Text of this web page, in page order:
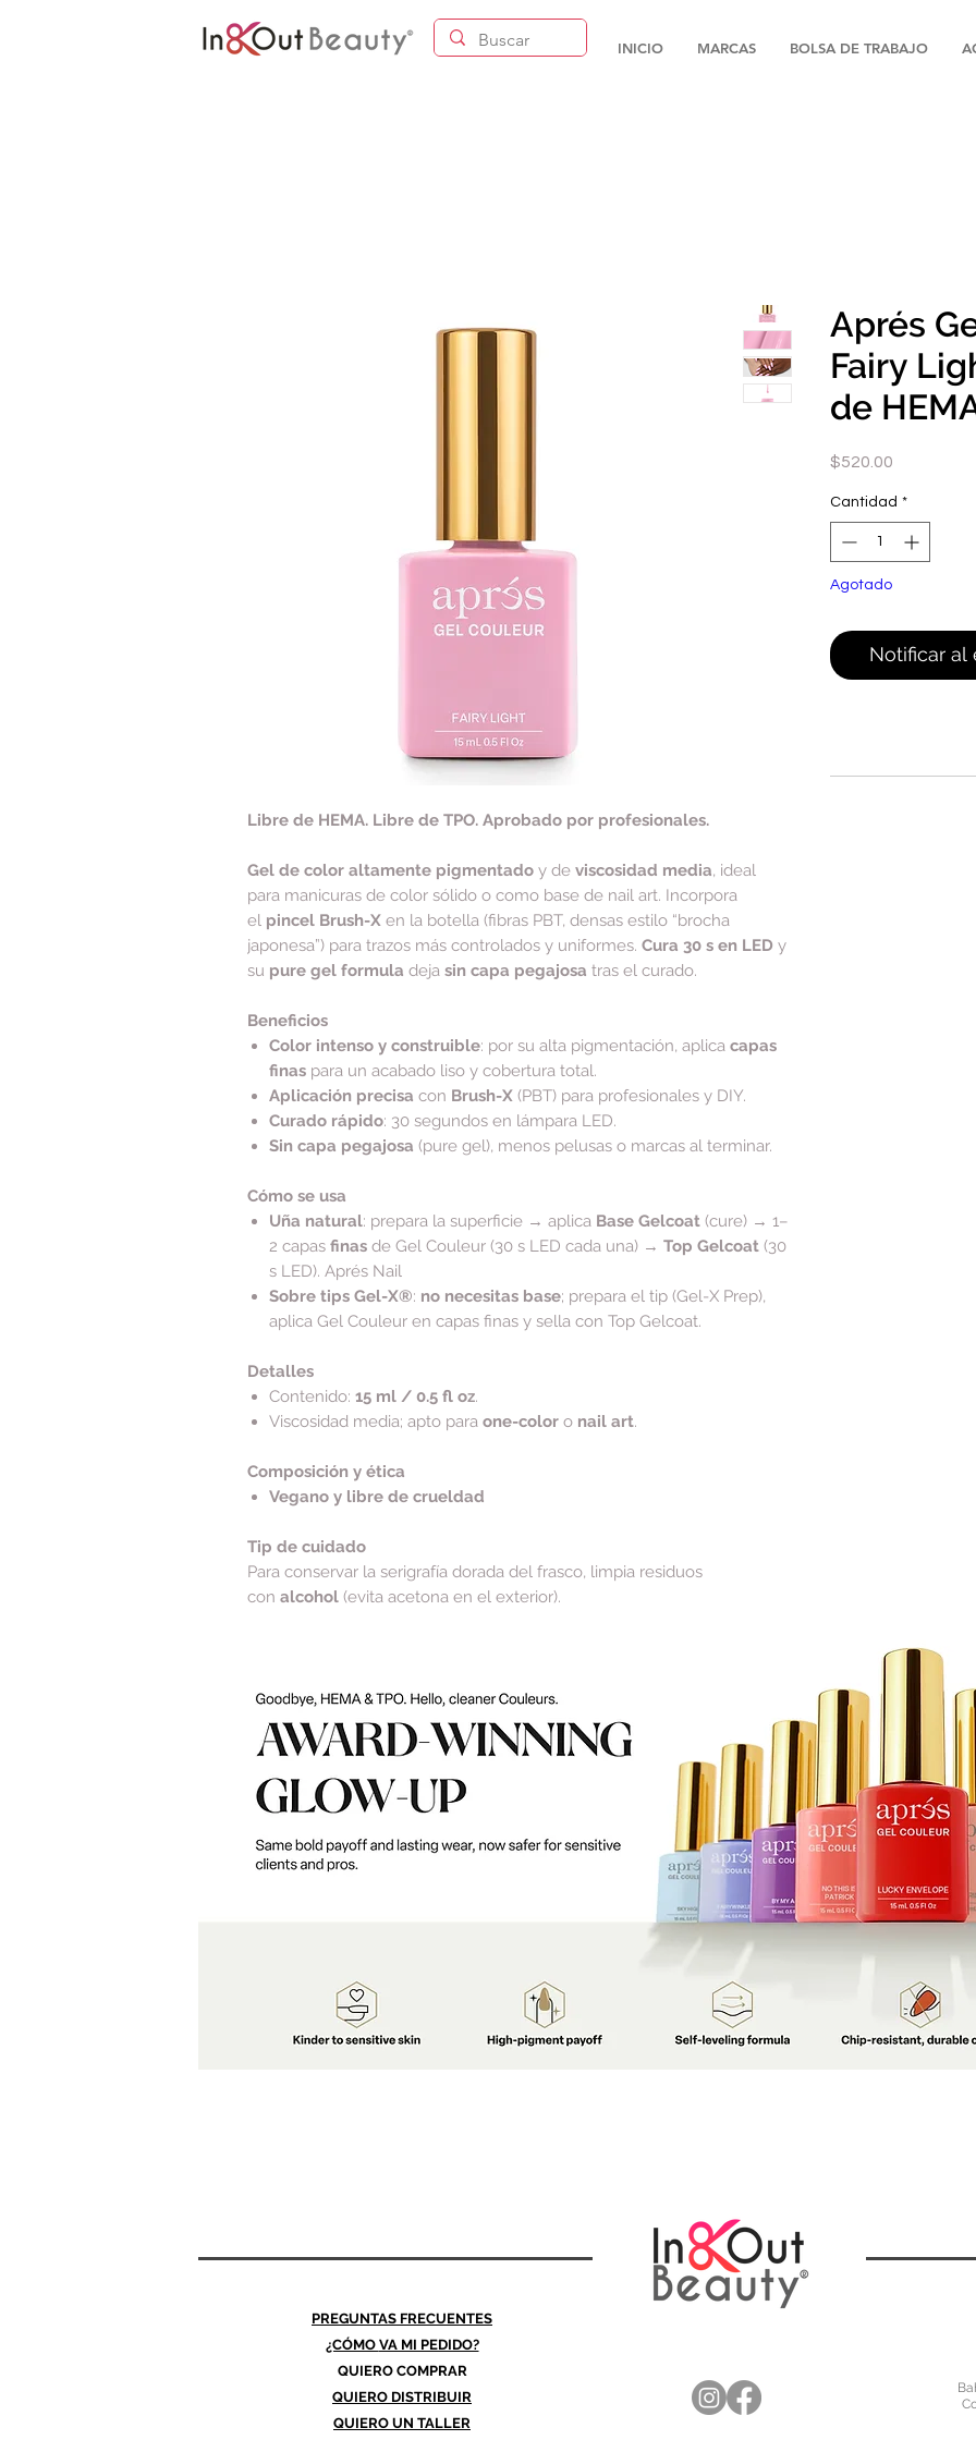
INICIO MARCAS BOLSA DE TRABAJO
Libre de HEMA. Libre de TPO. Aprobado por profesionales.
Gel de color altamente pigmentado y de viscosidad media, ideal
para manicuras de color sólido o como base de nail art. Incorpora
el pincel Brush-X en la botella (fibras PBT, densas estilo “brocha
japonesa”) para trazos más controlados y uniformes. Cura 30 s en LED y
su pure gel formula deja sin capa pegajosa tras el curado.
Beneficios
Color intenso y construible: por su alta pigmentación, aplica capas
finas para un acabado liso y cobertura total.
Aplicación precisa con Brush-X (PBT) para profesionales y DIY.
Curado rápido: 30 segundos en lámpara LED.
Sin capa pegajosa (pure gel), menos pelusas o marcas al terminar.
Cómo se usa
Uña natural: prepara la superficie → aplica Base Gelcoat (cure) → 1–
2 capas finas de Gel Couleur (30 s LED cada una) → Top Gelcoat (30
s LED). Aprés Nail
Sobre tips Gel-X®: no necesitas base; prepara el tip (Gel-X Prep),
aplica Gel Couleur en capas finas y sella con Top Gelcoat.
Detalles
Contenido: 15 ml / 0.5 fl oz.
Viscosidad media; apto para one-color o nail art.
Composición y ética
Vegano y libre de crueldad
Tip de cuidado
Para conservar la serigrafía dorada del frasco, limpia residuos
con alcohol (evita acetona en el exterior).
Aprés
Fairy
de
$520.00
Cantidad *
Agotado
Notificar al
PREGUNTAS FRECUENTES
¿CÓMO VA MI PEDIDO?
QUIERO COMPRAR
QUIERO DISTRIBUIR
QUIERO UN TALLER